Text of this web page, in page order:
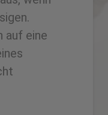
auf eine